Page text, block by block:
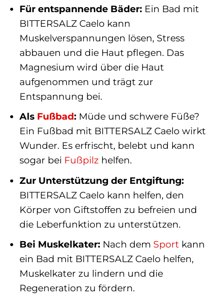
Für entspannende Bäder:Ein Bad mit
BITTERSALZ Caelo kann
Muskelverspannungen lösen, Stress
abbauen und die Haut pflegen. Das
Magnesium wird über die Haut
aufgenommen und trägt zur
Entspannung bei.
Als Fußbad:Müde und schwere Füße?
Ein Fußbad mit BITTERSALZ Caelo wirkt
Wunder. Es erfrischt, belebt und kann
sogar bei Fußpilz helfen.
Zur Unterstützung der Entgiftung:
BITTERSALZ Caelo kann helfen, den
Körper von Giftstoffen zu befreien und
die Leberfunktion zu unterstützen.
Bei Muskelkater:Nach dem Sport kann
ein Bad mit BITTERSALZ Caelo helfen,
Muskelkater zu lindern und die
Regeneration zu fördern.